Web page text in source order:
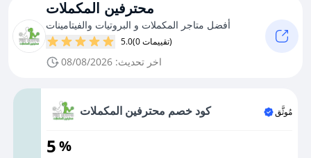
محترفين المكملات
أفضل متاجر المكملات و البروتيات والفيتامينات
5.0 (0 تقييمات)
اخر تحديث: 08/08/2026
كود خصم محترفين المكملات مُوثَّق
5%